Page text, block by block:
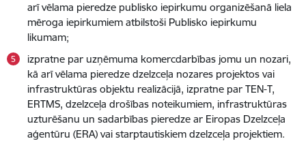
arī vēlama pieredze publisko iepirkumu organizēšanā liela
mēroga iepirkumiem atbilstoši Publisko iepirkumu
likumam;
izpratne par uzņēmuma komercdarbības jomu un nozari,
kā arī vēlama pieredze dzelzceļa nozares projektos vai
infrastruktūras objektu realizācijā, izpratne par TEN-T,
ERTMS, dzelzceļa drošības noteikumiem, infrastruktūras
uzturēšanu un sadarbības pieredze ar Eiropas Dzelzceļa
aģentūru (ERA) vai starptautiskiem dzelzceļa projektiem.